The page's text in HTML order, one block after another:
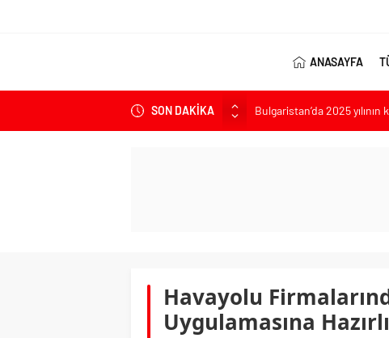
ANASAYFA
SON DAKİKA
Bulgaristan’da 2025 yılının
Bulgaristan’dan İspanya’ya
Havayolu
Uygulamasına